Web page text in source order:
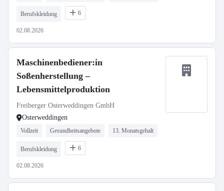
Berufskleidung 6
02.08.2026
Maschinenbediener:in
Soßenherstellung –
Lebensmittelproduktion
Freiberger Osterweddingen GmbH
Osterweddingen
Vollzeit Gesundheitsangebote 13. Monatsgehalt
Berufskleidung 6
02.08.2026